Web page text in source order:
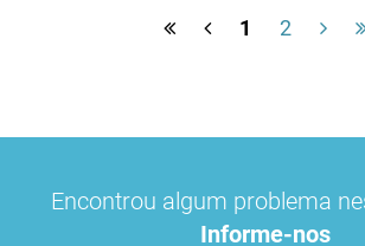
1 2
Encontrou algum problema
Informe-nos